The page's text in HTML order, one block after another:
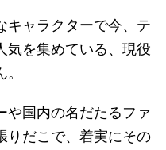
キャラクターで今、テ
気を集めている、現役
。
や国内の名だたるファ
りだこで、着実にその